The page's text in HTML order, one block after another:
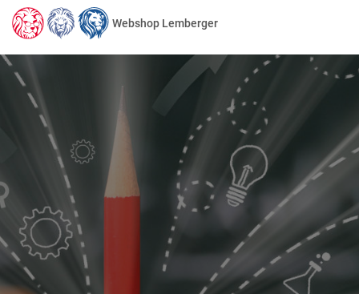
Webshop Lemberger